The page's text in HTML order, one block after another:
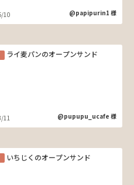
10 @papipurin1 様
ライ麦パンのオープンサンド
11 @pupupu_ucafe 様
いちじくのオープンサンド